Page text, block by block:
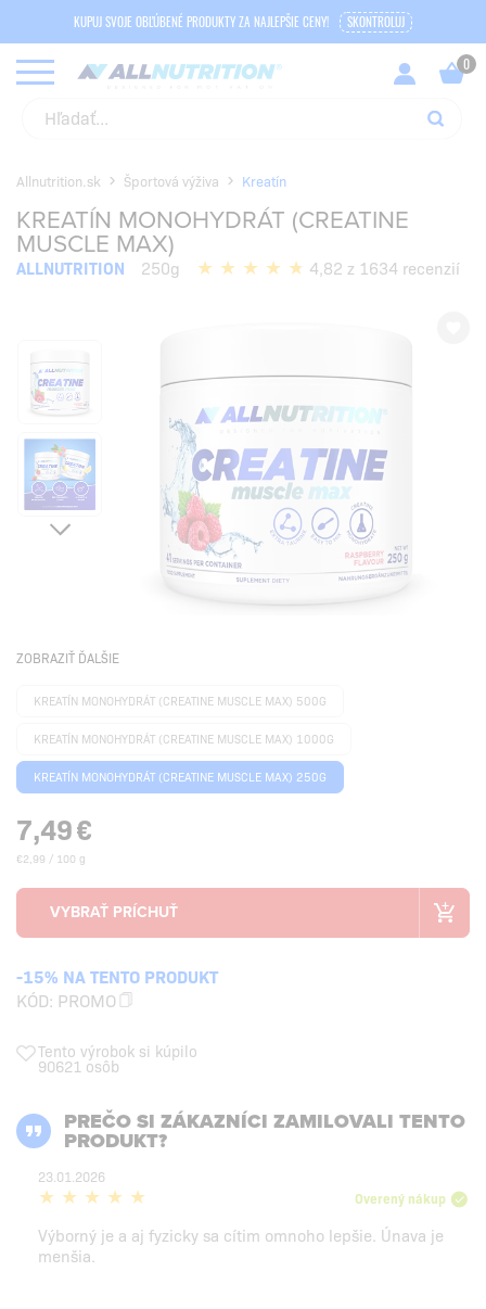
KUPUJ SVOJE OBĽÚBENÉ PRODUKTY ZA NAJLEPŠIE CENY! SKONTROLUJ
Allnutrition.sk Športová výživa Kreatín
KREATÍN MONOHYDRÁT (CREATINE
MUSCLE MAX)
ALLNUTRITION 250g 4,82 z 1634 recenzií
ZOBRAZIŤ ĎALŠIE
KREATÍN MONOHYDRÁT (CREATINE MUSCLE MAX) 500G
KREATÍN MONOHYDRÁT (CREATINE MUSCLE MAX) 1000G
KREATÍN MONOHYDRÁT (CREATINE MUSCLE MAX) 250G
7,49€
€2,99 / 100 g
-15% NA TENTO PRODUKT
KÓD: PROMO
Tento výrobok si kúpilo
90621 osôb
PREČO SI ZÁKAZNÍCI ZAMILOVALI TENTO
PRODUKT?
23.01.2026
Overený nákup
Výborný je a aj fyzicky sa cítim omnoho lepšie. Únava je
menšia.